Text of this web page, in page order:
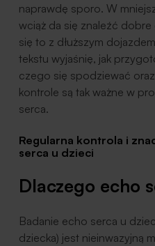
naprawdę sporo. W
wciąż da się znaleźć dobre
się to z dłuższym
tekstu wyjaśnię, jak
czego się spodziewać
kontrole są tak ważne w
serca.
Regularna kontrola i
serca u dzieci
Dlaczego echo
Badanie echo serca u
dziecka) jest nieinwazyjną